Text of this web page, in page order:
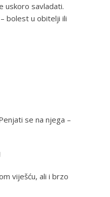
uskoro savladati.
bolest u obitelji ili
se na njega –
viješću, ali i brzo